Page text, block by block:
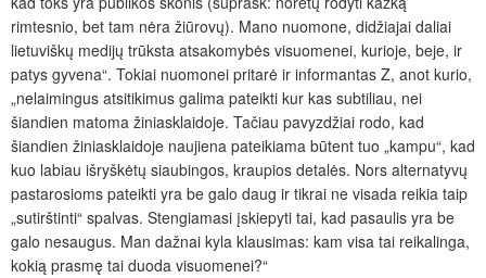
rimtesnio, bet tam nėra žiūrovų). Mano nuomone, didžiajai daliai
lietuviškų medijų trūksta atsakomybės visuomenei, kurioje, beje, ir
patys gyvena“. Tokiai nuomonei pritarė ir informantas Z, anot kurio,
„nelaimingus atsitikimus galima pateikti kur kas subtiliau, nei
šiandien matoma žiniasklaidoje. Tačiau pavyzdžiai rodo, kad
šiandien žiniasklaidoje naujiena pateikiama būtent tuo „kampu“, kad
kuo labiau išryškėtų siaubingos, kraupios detalės. Nors alternatyvų
pastarosioms pateikti yra be galo daug ir tikrai ne visada reikia taip
„sutirštinti“ spalvas. Stengiamasi įskiepyti tai, kad pasaulis yra be
galo nesaugus. Man dažnai kyla klausimas: kam visa tai reikalinga,
kokią prasmę tai duoda visuomenei?“